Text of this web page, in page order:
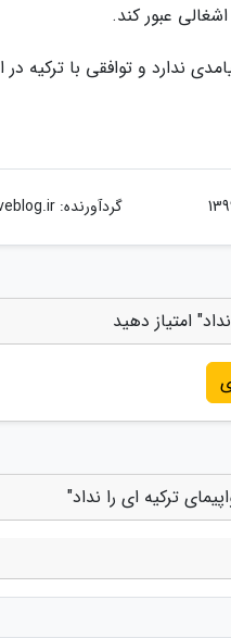
عبور کند.
ندارد و توافقی با ترکیه
گردآورنده:
امتیاز دهید
ترکیه ای را نداد"